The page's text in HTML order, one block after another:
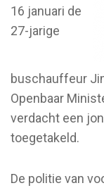
16 januari de
27-jarige
buschauffeur
Openbaar
verdacht een
toegetakeld.
De politie van